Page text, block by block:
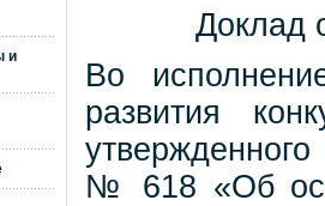
и
Доклад
Во
развития
№ 618 «Об